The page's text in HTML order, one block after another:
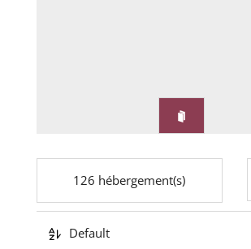
126 hébergement(s)
Default